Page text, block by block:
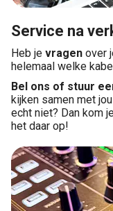
Service na
Heb je vragen over
helemaal welke
Bel ons of stuur
kijken samen met
echt niet? Dan kom
het daar op!